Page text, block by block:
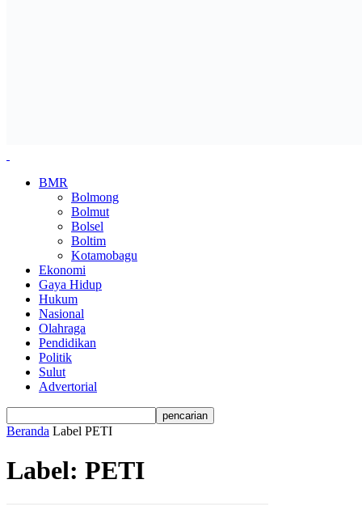
BMR
Bolmong
Bolmut
Bolsel
Boltim
Kotamobagu
Ekonomi
Gaya Hidup
Hukum
Nasional
Olahraga
Pendidikan
Politik
Sulut
Advertorial
Beranda Label PETI
Label: PETI